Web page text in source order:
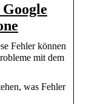
Fehler können
mit dem
was Fehler